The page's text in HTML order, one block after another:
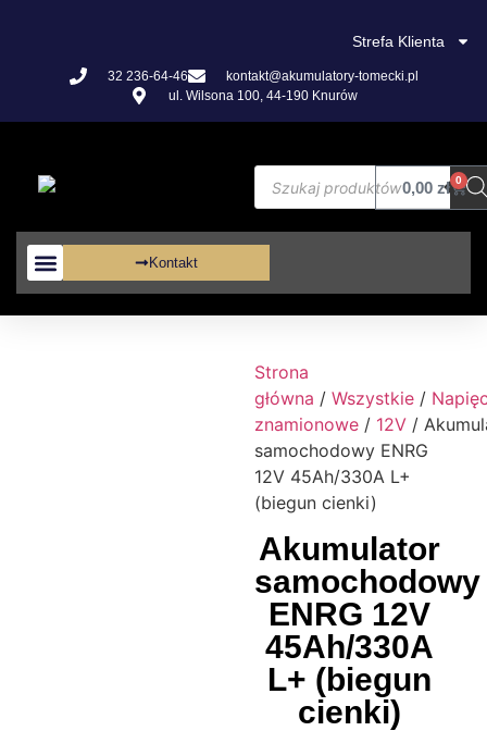
32 236-64-46
kontakt@akumulatory-tomecki.pl
ul. Wilsona 100, 44-190 Knurów
Strefa Klienta
0,00zł 0
Kontakt
Strona
główna / Wszystkie /
znamionowe / 12V /
samochodowy ENRG
12V 45Ah/330A L+
(biegun cienki)
Akumulator
samochodowy
ENRG 12V
45Ah/330A
L+ (biegun
cienki)